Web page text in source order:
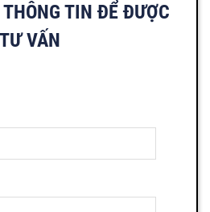
TIN ĐỂ ĐƯỢC
TƯ VẤN